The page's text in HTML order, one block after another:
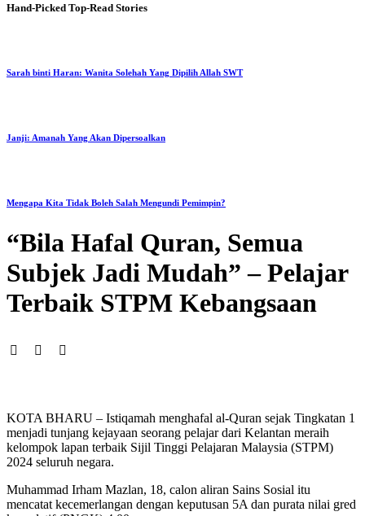
Hand-Picked Top-Read Stories
Sarah binti Haran: Wanita Solehah Yang Dipilih Allah SWT
Janji: Amanah Yang Akan Dipersoalkan
Mengapa Kita Tidak Boleh Salah Mengundi Pemimpin?
“Bila Hafal Quran, Semua
Subjek Jadi Mudah” – Pelajar
Terbaik STPM Kebangsaan
KOTA BHARU – Istiqamah menghafal al-Quran sejak Tingkatan 1
menjadi tunjang kejayaan seorang pelajar dari Kelantan meraih
kelompok lapan terbaik Sijil Tinggi Pelajaran Malaysia (STPM)
2024 seluruh negara.
Muhammad Irham Mazlan, 18, calon aliran Sains Sosial itu
mencatat kecemerlangan dengan keputusan 5A dan purata nilai gred